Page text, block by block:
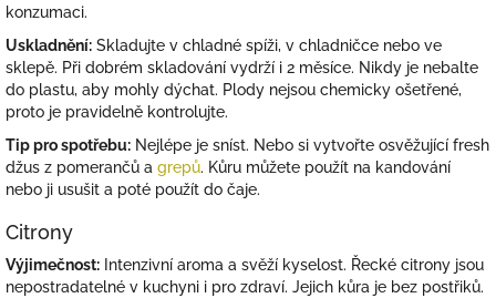
konzumaci.
Uskladnění: Skladujte v chladné spíži, v chladničce nebo ve
sklepě. Při dobrém skladování vydrží i 2 měsíce. Nikdy je nebalte
do plastu, aby mohly dýchat. Plody nejsou chemicky ošetřené,
proto je pravidelně kontrolujte.
Tip pro spotřebu: Nejlépe je sníst. Nebo si vytvořte osvěžující fresh
džus z pomerančů a grepů. Kůru můžete použít na kandování
nebo ji usušit a poté použít do čaje.
Citrony
Výjimečnost: Intenzivní aroma a svěží kyselost. Řecké citrony jsou
nepostradatelné v kuchyni i pro zdraví. Jejich kůra je bez postřiků.